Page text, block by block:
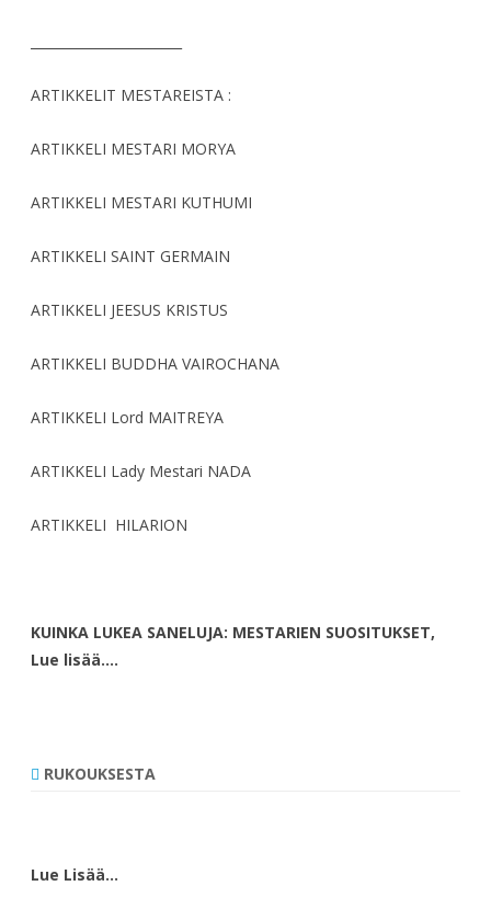
ARTIKKELIT MESTAREISTA :
ARTIKKELI MESTARI MORYA
ARTIKKELI MESTARI KUTHUMI
ARTIKKELI SAINT GERMAIN
ARTIKKELI JEESUS KRISTUS
ARTIKKELI BUDDHA VAIROCHANA
ARTIKKELI Lord MAITREYA
ARTIKKELI Lady Mestari NADA
ARTIKKELI HILARION
KUINKA LUKEA SANELUJA: MESTARIEN SUOSITUKSET,
Lue lisää….
RUKOUKSESTA
Lue Lisää…